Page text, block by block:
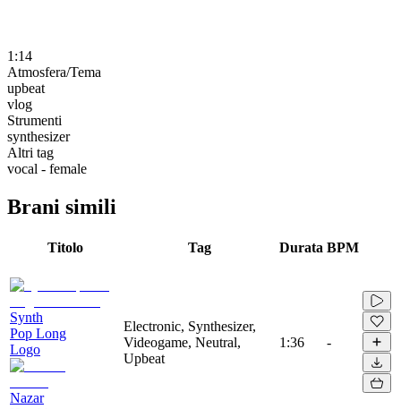
1:14
Atmosfera/Tema
upbeat
vlog
Strumenti
synthesizer
Altri tag
vocal - female
Brani simili
Titolo Tag Durata BPM
Synth
Pop Long
Logo
Nazar
Electronic, Synthesizer,
Videogame, Neutral,
Upbeat
1:36 -